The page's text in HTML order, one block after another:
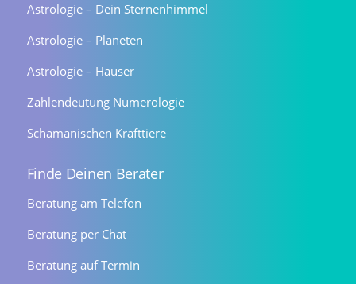
Astrologie – Dein Sternenhimmel
Astrologie – Planeten
Astrologie – Häuser
Zahlendeutung Numerologie
Schamanischen Krafttiere
Finde Deinen Berater
Beratung am Telefon
Beratung per Chat
Beratung auf Termin